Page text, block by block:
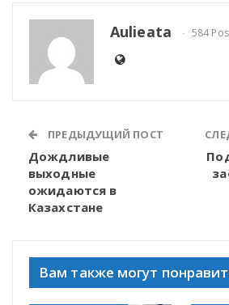
Aulieata 584
ПРЕДЫДУЩИЙ ПОСТ
Дождливые
выходные
ожидаются в
Казахстане
Вам также могут